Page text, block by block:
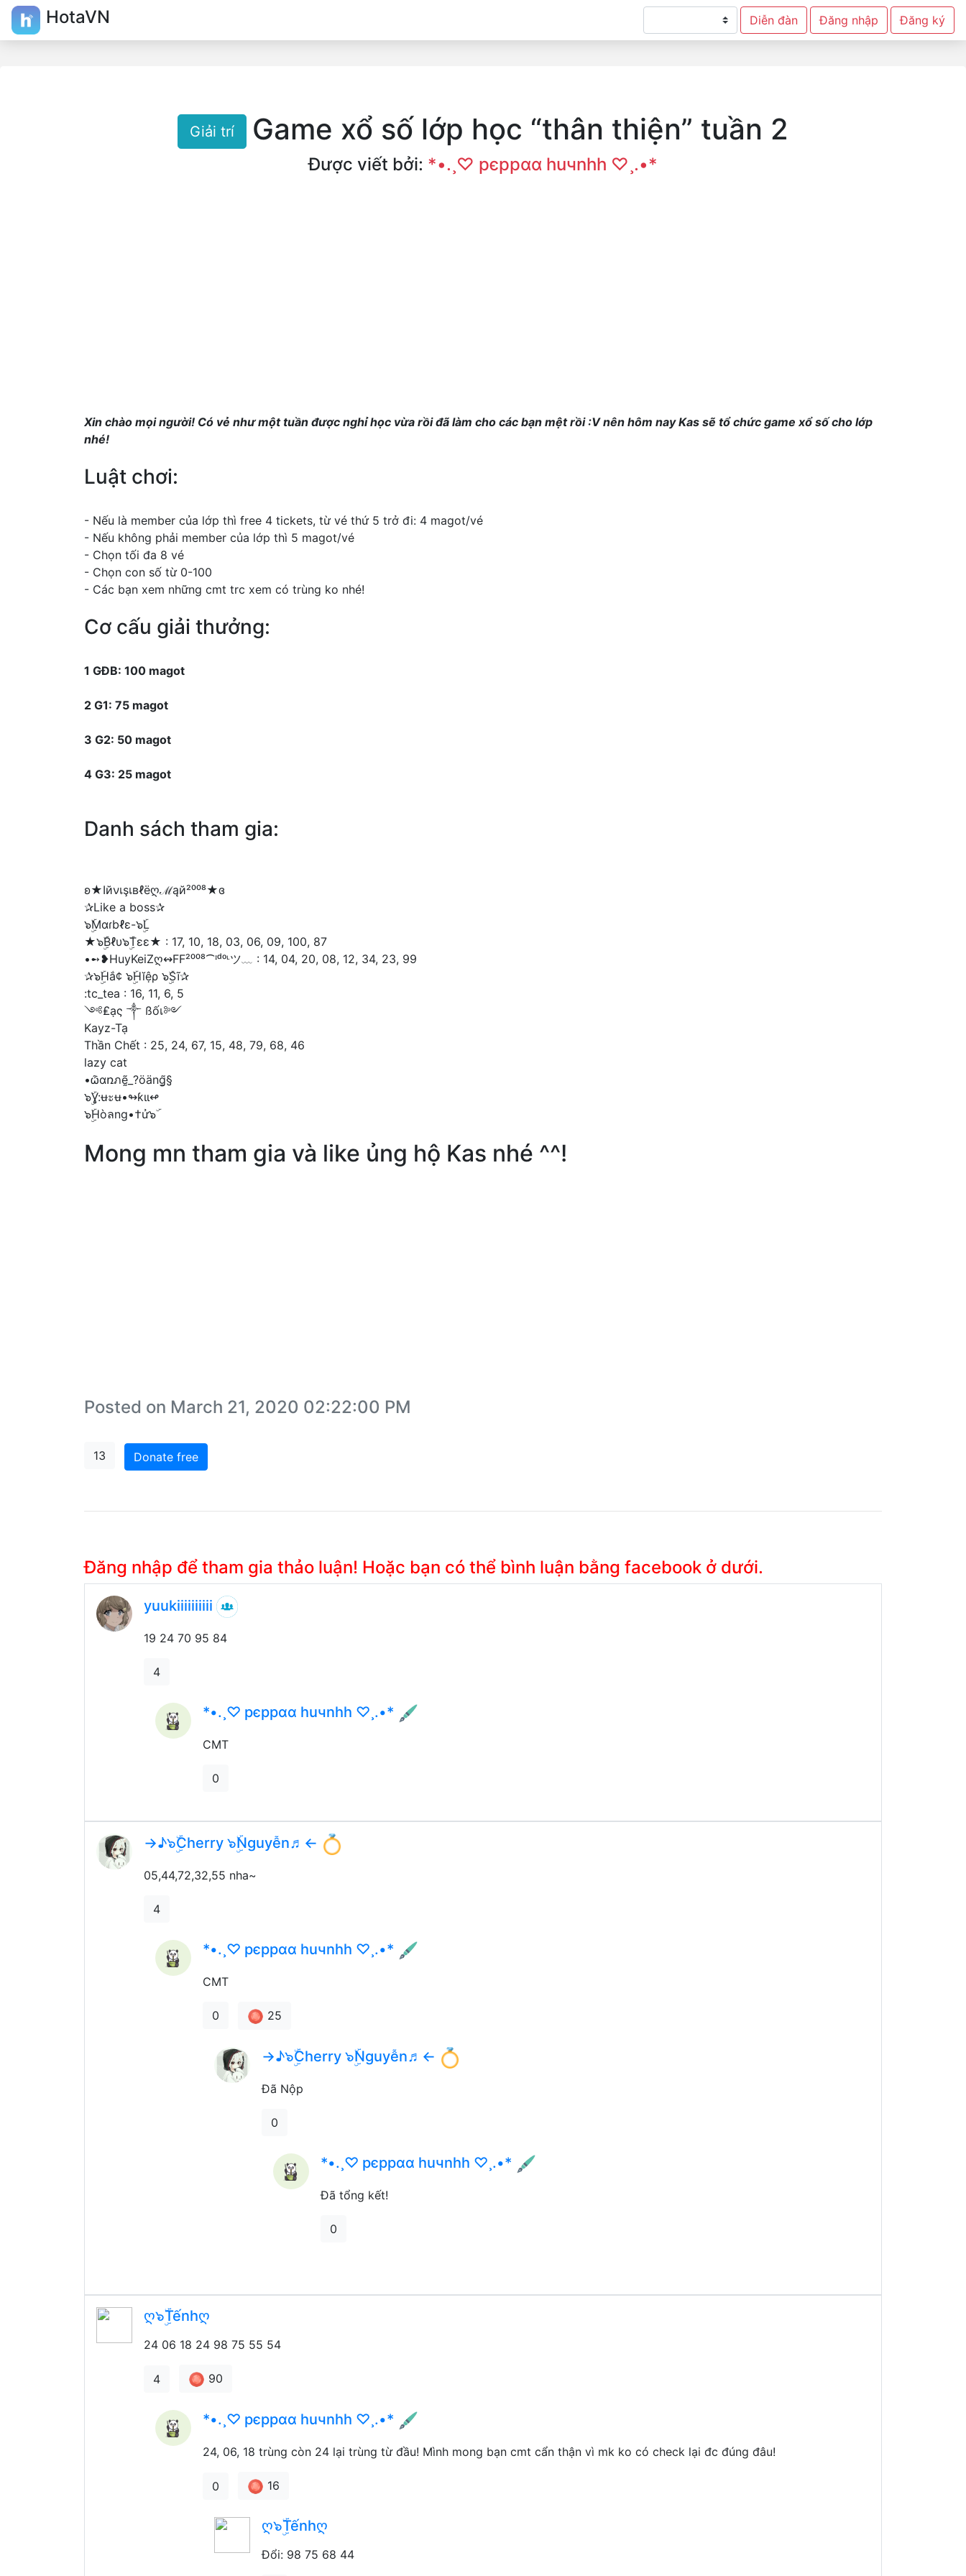
HotaVN Diễn đàn Đăng nhập Đăng ký
Giải trí Game xổ số lớp học “thân thiện” tuần 2
Được viết bởi: *•.¸♡ pєppαα huчnhh ♡¸.•*
Xin chào mọi người! Có vẻ như một tuần được nghỉ học vừa rồi đã làm cho các bạn mệt rồi :V nên hôm nay Kas sẽ tổ chức game xổ số cho lớp
nhé!
Luật chơi:
- Nếu là member của lớp thì free 4 tickets, từ vé thứ 5 trở đi: 4 magot/vé
- Nếu không phải member của lớp thì 5 magot/vé
- Chọn tối đa 8 vé
- Chọn con số từ 0-100
- Các bạn xem những cmt trc xem có trùng ko nhé!
Cơ cấu giải thưởng:
1 GĐB: 100 magot
2 G1: 75 magot
3 G2: 50 magot
4 G3: 25 magot
Danh sách tham gia:
ʚ★Iйνเşเвℓëღℳąй²⁰⁰⁸★ɞ
✰Like a boss✰
๖ۣۜMαɾbℓε-๖ۣۜL
★๖ۣۜBℓυ๖ۣۜTεε★ : 17, 10, 18, 03, 06, 09, 100, 87
•➻❥HuyKeiZღ↭FF²⁰⁰⁸⁀ᶦᵈᵒᶫツ﹏ : 14, 04, 20, 08, 12, 34, 23, 99
✰๖ۣۜHắ¢ ๖ۣۜHĭệρ ๖ۣۜSĩ✰
:tc_tea : 16, 11, 6, 5
༺₤ạς ༒ ßốเ༻
Kayz-Tạ
Thần Chết : 25, 24, 67, 15, 48, 79, 68, 46
lazy cat
•ѽɑռภḛ̃_?öäng̰̃§
๖ۣۜƔ:ʉะʉ•↬ƙιι↫
๖ۣۜHòลng•†ử๖ۜ
Mong mn tham gia và like ủng hộ Kas nhé ^^!
Posted on March 21, 2020 02:22:00 PM
13 Donate free
Đăng nhập để tham gia thảo luận! Hoặc bạn có thể bình luận bằng facebook ở dưới.
yuukiiiiiiiiii
19 24 70 95 84
4
*•.¸♡ pєppαα huчnhh ♡¸.•*
CMT
0
→♪๖ۣۜCherry ๖ۣۜNguyễn♬←
05,44,72,32,55 nha~
4
*•.¸♡ pєppαα huчnhh ♡¸.•*
CMT
0 25
→♪๖ۣۜCherry ๖ۣۜNguyễn♬←
Đã Nộp
0
*•.¸♡ pєppαα huчnhh ♡¸.•*
Đã tổng kết!
0
ღ๖ۣۜTếnhღ
24 06 18 24 98 75 55 54
4 90
*•.¸♡ pєppαα huчnhh ♡¸.•*
24, 06, 18 trùng còn 24 lại trùng từ đầu! Mình mong bạn cmt cẩn thận vì mk ko có check lại đc đúng đâu!
0 16
ღ๖ۣۜTếnhღ
Đổi: 98 75 68 44